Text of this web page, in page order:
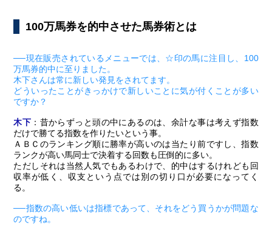
100万馬券を的中させた馬券術とは
──現在販売されているメニューでは、☆印の馬に注目し、100
万馬券的中に至りました。
木下さんは常に新しい発見をされてます。
どういったことがきっかけで新しいことに気が付くことが多い
ですか？
木下 ：昔からずっと頭の中にあるのは、余計な事は考えず指数
だけで勝てる指数を作りたいという事。
ＡＢＣのランキング順に勝率が高いのは当たり前ですし、指数
ランクが高い馬同士で決着する回数も圧倒的に多い。
ただしそれは当然人気でもあるわけで、的中はするけれども回
収率が低く、収支という点では別の切り口が必要になってく
る。
──指数の高い低いは指標であって、それをどう買うかが問題な
のですね。